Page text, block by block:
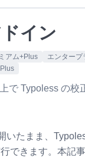
イン
アム+Plus
エンタープ
で Typoless の校
いたまま、
できます。本記